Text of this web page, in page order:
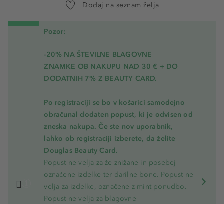
Dodaj na seznam želja
Pozor:
-20% NA ŠTEVILNE BLAGOVNE
ZNAMKE OB NAKUPU NAD 30 € + DO
DODATNIH 7% Z BEAUTY CARD.
Po registraciji se bo v košarici samodejno
obračunal dodaten popust, ki je odvisen od
zneska nakupa. Če ste nov uporabnik,
lahko ob registraciji izberete, da želite
Douglas Beauty Card.
Popust ne velja za že znižane in posebej
označene izdelke ter darilne bone. Popust ne
velja za izdelke, označene z mint ponudbo.
Popust ne velja za blagovne